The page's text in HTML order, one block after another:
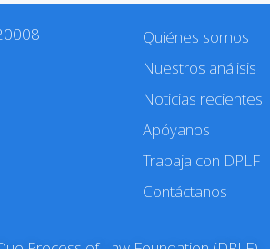
Quiénes somos
Nuestros análisis
Noticias recientes
Apóyanos
Trabaja con DPLF
Contáctanos